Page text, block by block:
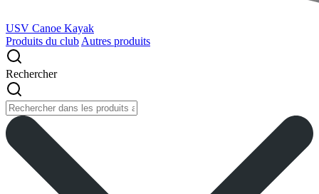
USV Canoe Kayak
Produits du club Autres produits
Rechercher